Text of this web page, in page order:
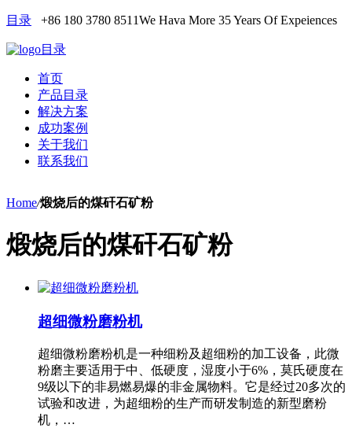
目录 +86 180 3780 8511We Hava More 35 Years Of Expeiences
目录
首页
产品目录
解决方案
成功案例
关于我们
联系我们
Home/煅烧后的煤矸石矿粉
煅烧后的煤矸石矿粉
超细微粉磨粉机
超细微粉磨粉机是一种细粉及超细粉的加工设备，此微
粉磨主要适用于中、低硬度，湿度小于6%，莫氏硬度在
9级以下的非易燃易爆的非金属物料。它是经过20多次的
试验和改进，为超细粉的生产而研发制造的新型磨粉
机，…